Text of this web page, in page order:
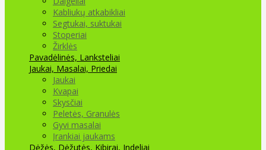
Kabliukų atkabikliai
Segtukai, suktukai
Stoperiai
Žirklės
Pavadėlinės, Lanksteliai
Jaukai, Masalai, Priedai
Jaukai
Kvapai
Skysčiai
Peletės, Granulės
Gyvi masalai
Įrankiai jaukams
Dėžės, Dėžutės, Kibirai, Indeliai